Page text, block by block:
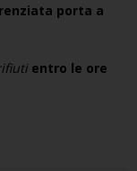
porta a
entro le ore